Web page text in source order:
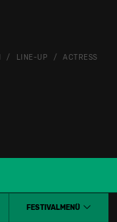
LINE-UP ACTRESS
FESTIVALMENÜ